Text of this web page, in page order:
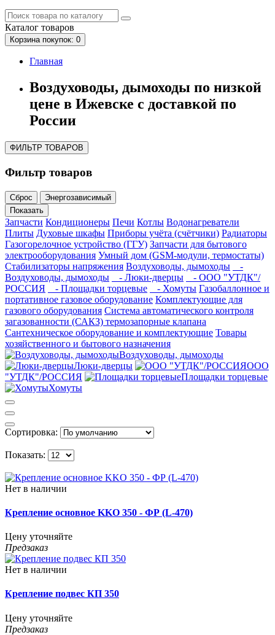
Каталог товаров
Корзинапокупок: 0
Главная
Воздуховоды, дымоходы по низкой
цене в Ижевске с доставкой по
России
ФИЛЬТР ТОВАРОВ
Фильтр товаров
Сброс
Энергозависимый
Показать
Запчасти Кондиционеры Печи Котлы Водонагреватели
Плиты Духовые шкафы Приборы учёта (счётчики) Радиаторы
Газогорелочное устройство (ГГУ) Запчасти для бытового
электрооборудования Умный дом (GSM-модули, термостаты)
Cтабилизаторы напряжения Воздуховоды, дымоходы
-
Воздуховоды, дымоходы
- Люки-дверцы
- ООО "УТДК"/
РОССИЯ
- Площадки торцевые - Хомуты Газобаллонное и
портативное газовое оборудование Комплектующие для
газового оборудования Система автоматического контроля
загазованности (САКЗ) термозапорные клапана
Сантехническое оборудование и комплектующие Товары
хозяйственного и бытового назначения
Воздуховоды, дымоходы
Люки-дверцы
ООО
"УТДК"/РОССИЯ
Площадки торцевые
Хомуты
Сортировка:
Показать:
Нет в наличии
Крепление основное KKO 350 - ФР (L-470)
Цену уточняйте
Предзаказ
Нет в наличии
Крепление подвес КП 350
Цену уточняйте
Предзаказ